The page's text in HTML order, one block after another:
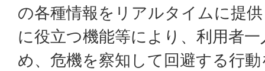
の各種情報をリアルタイムに提
に役立つ機能等により、利用者
め、危機を察知して回避する行